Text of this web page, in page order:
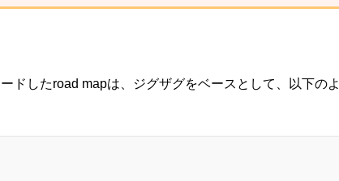
ドしたroad mapは、ジグザグをベースとして、以下のよ